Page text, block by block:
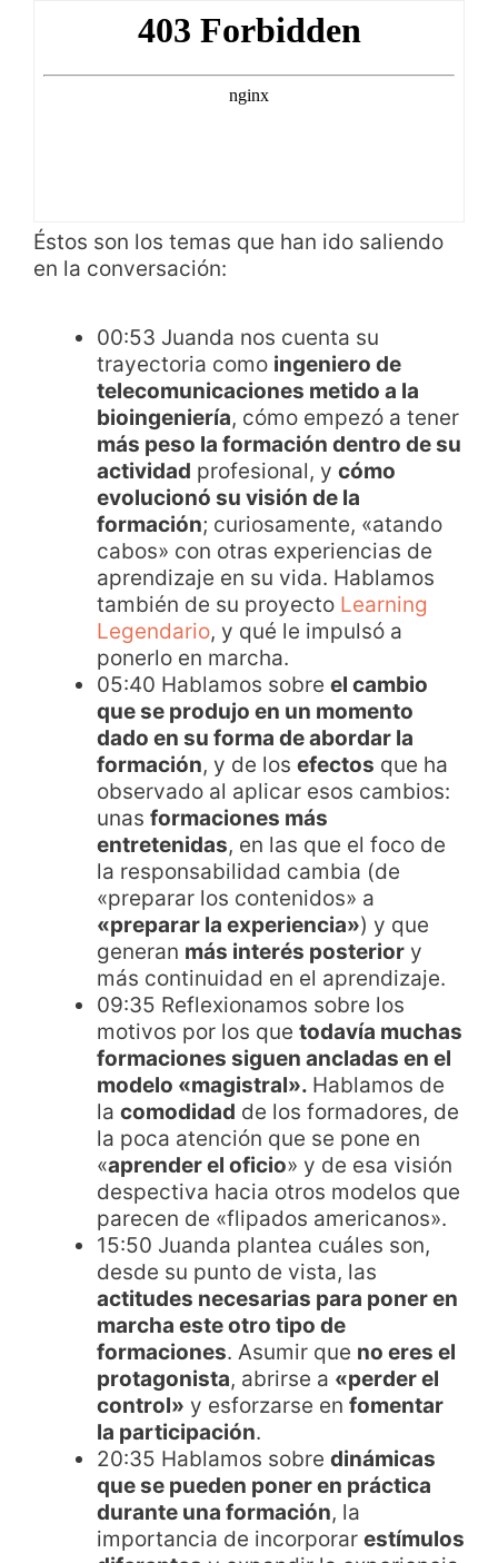
Éstos son los temas que han ido saliendo
en la conversación:
00:53 Juanda nos cuenta su
trayectoria como ingeniero de
telecomunicaciones metido a la
bioingeniería, cómo empezó a tener
más peso la formación dentro de su
actividad profesional, y cómo
evolucionó su visión de la
formación; curiosamente, «atando
cabos» con otras experiencias de
aprendizaje en su vida. Hablamos
también de su proyecto Learning
Legendario, y qué le impulsó a
ponerlo en marcha.
05:40 Hablamos sobre el cambio
que se produjo en un momento
dado en su forma de abordar la
formación, y de los efectos que ha
observado al aplicar esos cambios:
unas formaciones más
entretenidas, en las que el foco de
la responsabilidad cambia (de
«preparar los contenidos» a
«preparar la experiencia») y que
generan más interés posterior y
más continuidad en el aprendizaje.
09:35 Reflexionamos sobre los
motivos por los que todavía muchas
formaciones siguen ancladas en el
modelo «magistral». Hablamos de
la comodidad de los formadores, de
la poca atención que se pone en
«aprender el oficio» y de esa visión
despectiva hacia otros modelos que
parecen de «flipados americanos».
15:50 Juanda plantea cuáles son,
desde su punto de vista, las
actitudes necesarias para poner en
marcha este otro tipo de
formaciones. Asumir que no eres el
protagonista, abrirse a «perder el
control» y esforzarse en fomentar
la participación.
20:35 Hablamos sobre dinámicas
que se pueden poner en práctica
durante una formación, la
importancia de incorporar estímulos